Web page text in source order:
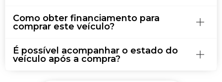
Como obter financiamento para
comprar este veículo?
É possível acompanhar o estado do
veículo após a compra?